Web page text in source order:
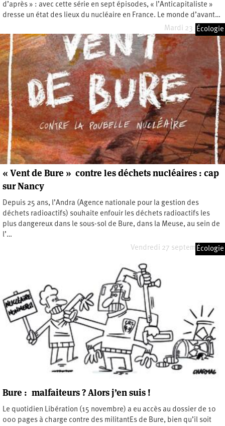
d’après » : avec cette série en sept épisodes, « l’Anticapitaliste »
dresse un état des lieux du nucléaire en France. Le monde d’avant…
Mardi 23 juin 2020
Écologie
« Vent de Bure » contre les déchets nucléaires : cap
sur Nancy
Depuis 25 ans, l’Andra (Agence nationale pour la gestion des
déchets radioactifs) souhaite enfouir les déchets radioactifs les
plus dangereux dans le sous-sol de Bure, dans la Meuse, au sein de
l’…
Vendredi 27 septembre 2019
Écologie
Bure : malfaiteurs ? Alors j’en suis !
Le quotidien Libération (15 novembre) a eu accès au dossier de 10
000 pages à charge contre des militantEs de Bure, bien qu’il soit